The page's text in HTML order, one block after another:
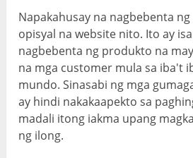
Napakahusay na nagbebenta
opisyal na website nito. Ito ay
nagbebenta ng produkto na
na mga customer mula sa iba't
mundo. Sinasabi ng mga
ay hindi nakakaapekto sa
madali itong iakma upang
ng ilong.